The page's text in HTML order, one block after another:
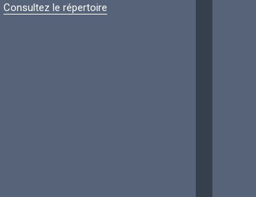
Consultez le répertoire